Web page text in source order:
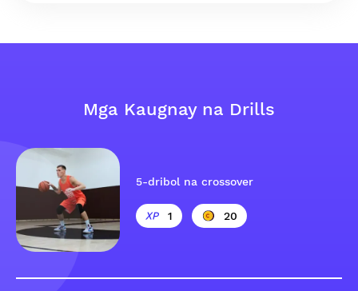
Mga Kaugnay na Drills
5-dribol na crossover
1 20